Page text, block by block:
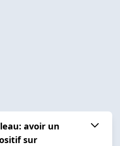
avoir un
sur